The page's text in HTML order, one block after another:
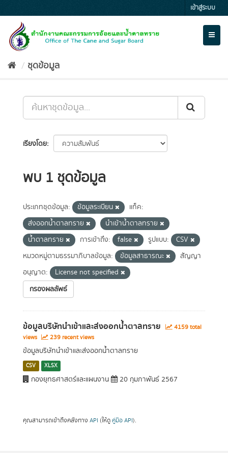
to
content
เข้าสู่ระบบ
ชุดข้อมูล
เรียงโดย
พบ 1 ชุดข้อมูล
ประเภทชุดข้อมูล: ข้อมูลระเบียน
แท็ค:
ส่งออกน้ำตาลทราย
นำเข้าน้ำตาลทราย
น้ำตาลทราย
การเข้าถึง: false รูปแบบ:
CSV
หมวดหมู่ตามธรรมาภิบาลข้อมูล:
ข้อมูลสาธารณะ
สัญญา
อนุญาต:
License not specified
กรองผลลัพธ์
ข้อมูลบริษัทนำเข้าและส่งออกน้ำตาลทราย
4159 total
views
239 recent views
ข้อมูลบริษัทนำเข้าและส่งออกน้ำตาลทราย
CSV XLSX
กองยุทธศาสตร์และแผนงาน 20 กุมภาพันธ์ 2567
คุณสามารถเข้าถึงคลังทาง API (ให้ดู คู่มือ API).